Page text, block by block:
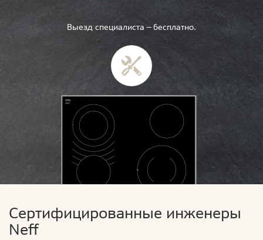
Выезд специалиста — бесплатно.
Сертифицированные инженеры
Neff